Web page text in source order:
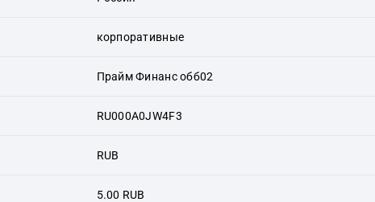
корпоративные
Прайм Финанс обб02
RU000A0JW4F3
RUB
5.00 RUB